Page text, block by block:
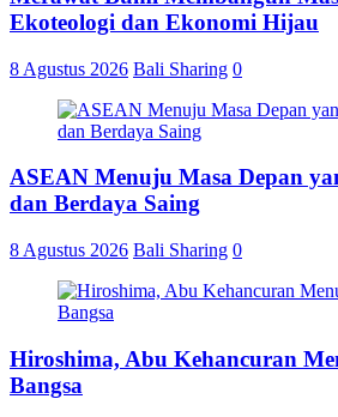
Ekoteologi dan Ekonomi Hijau
8 Agustus 2026 Bali Sharing 0
ASEAN Menuju Masa Depan
dan Berdaya Saing
8 Agustus 2026 Bali Sharing 0
Hiroshima, Abu Kehancuran
Bangsa